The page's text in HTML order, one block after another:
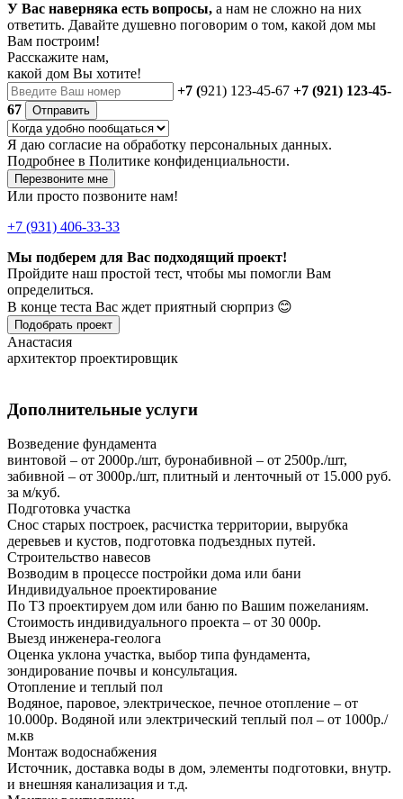
У Вас наверняка есть вопросы, а нам не сложно на них
ответить. Давайте душевно поговорим о том, какой дом мы
Вам построим!
Расскажите нам,
какой дом Вы хотите!
+7 (921) 123-45-67 +7 (921) 123-45-
67
Отправить
Я даю согласие на обработку персональных данных.
Подробнее в Политике конфиденциальности.
Перезвоните мне
Или просто позвоните нам!
+7 (931) 406-33-33
Мы подберем для Вас подходящий проект!
Пройдите наш простой тест, чтобы мы помогли Вам
определиться.
В конце теста Вас ждет приятный сюрприз 😊
Подобрать проект
Анастасия
архитектор проектировщик
Дополнительные услуги
Возведение фундамента
винтовой – от 2000р./шт, буронабивной – от 2500р./шт,
забивной – от 3000р./шт, плитный и ленточный от 15.000 руб.
за м/куб.
Подготовка участка
Снос старых построек, расчистка территории, вырубка
деревьев и кустов, подготовка подъездных путей.
Строительство навесов
Возводим в процессе постройки дома или бани
Индивидуальное проектирование
По ТЗ проектируем дом или баню по Вашим пожеланиям.
Стоимость индивидуального проекта – от 30 000р.
Выезд инженера-геолога
Оценка уклона участка, выбор типа фундамента,
зондирование почвы и консультация.
Отопление и теплый пол
Водяное, паровое, электрическое, печное отопление – от
10.000р. Водяной или электрический теплый пол – от 1000р./
м.кв
Монтаж водоснабжения
Источник, доставка воды в дом, элементы подготовки, внутр.
и внешняя канализация и т.д.